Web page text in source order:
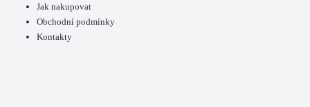
Jak nakupovat
Obchodní podmínky
Kontakty